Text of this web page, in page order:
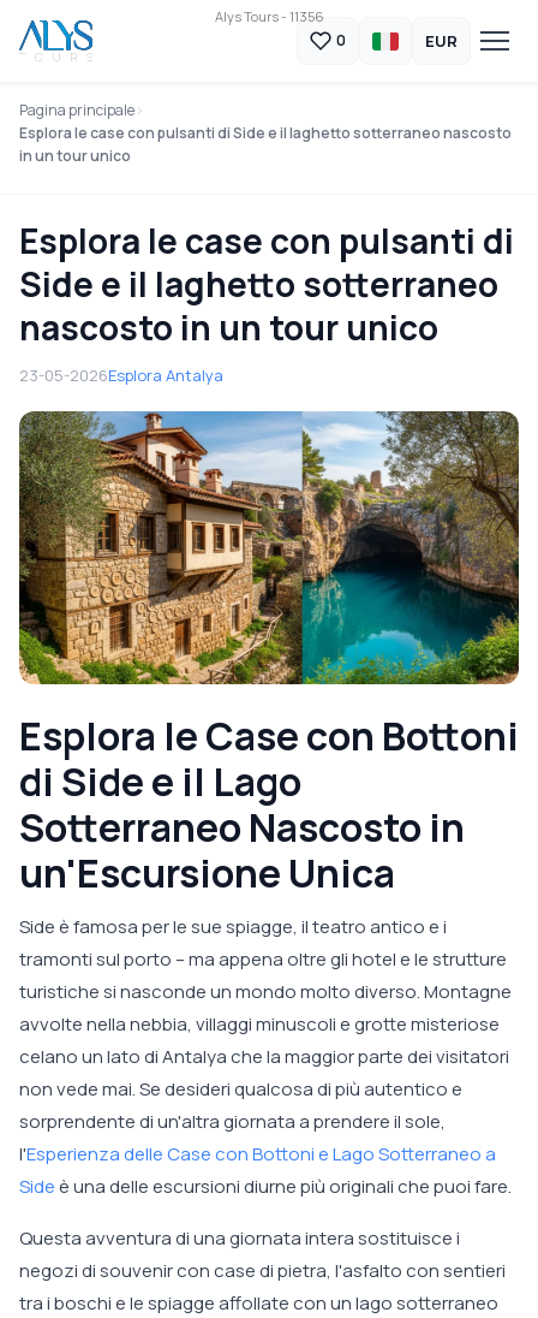
Alys Tours - 11356
0 EUR
Pagina principale
Esplora le case con pulsanti di Side e il laghetto sotterraneo nascosto
in un tour unico
Esplora le case con pulsanti di
Side e il laghetto sotterraneo
nascosto in un tour unico
23-05-2026Esplora Antalya
Esplora le Case con Bottoni
di Side e il Lago
Sotterraneo Nascosto in
un'Escursione Unica
Side è famosa per le sue spiagge, il teatro antico e i
tramonti sul porto – ma appena oltre gli hotel e le strutture
turistiche si nasconde un mondo molto diverso. Montagne
avvolte nella nebbia, villaggi minuscoli e grotte misteriose
celano un lato di Antalya che la maggior parte dei visitatori
non vede mai. Se desideri qualcosa di più autentico e
sorprendente di un'altra giornata a prendere il sole,
l'Esperienza delle Case con Bottoni e Lago Sotterraneo a
Sideè una delle escursioni diurne più originali che puoi fare.
Questa avventura di una giornata intera sostituisce i
negozi di souvenir con case di pietra, l'asfalto con sentieri
tra i boschi e le spiagge affollate con un lago sotterraneo